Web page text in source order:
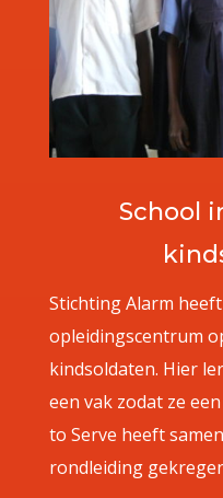
School
Stichting Alarm
opleidingscentrum
kindsoldaten. Hier
een vak zodat ze
to Serve heeft
rondleiding